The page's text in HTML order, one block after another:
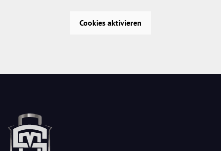
Cookies aktivieren